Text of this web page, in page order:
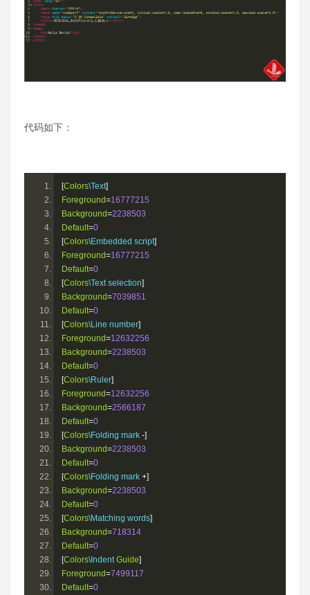
代码如下：
[Colors\Text]
Foreground=16777215
Background=2238503
Default=0
[Colors\Embedded script]
Foreground=16777215
Default=0
[Colors\Text selection]
Background=7039851
Default=0
[Colors\Line number]
Foreground=12632256
Background=2238503
Default=0
[Colors\Ruler]
Foreground=12632256
Background=2566187
Default=0
[Colors\Folding mark -]
Background=2238503
Default=0
[Colors\Folding mark +]
Background=2238503
Default=0
[Colors\Matching words]
Background=718314
Default=0
[Colors\Indent Guide]
Foreground=7499117
Default=0